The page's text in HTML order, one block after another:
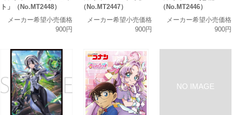
ト」（No.MT2448）
メーカー希望小売価格
900円
（No.MT2447）
メーカー希望小売価格
900円
（No.MT2446）
メーカー希望小売価格
900円